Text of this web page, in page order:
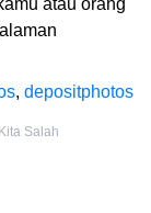
, depositphotos
Salah